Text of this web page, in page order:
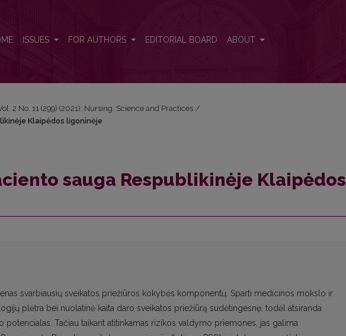
ISSUES FOR AUTHORS EDITORIAL BOARD ABOUT
2 No. 11 (299) (2021): Nursing. Science and Practices /
Klaipėdos ligoninėje
sauga Respublikinėje Klaipėdos
svarbiausių sveikatos priežiūros kokybės komponentų. Sparti medicinos mokslo ir
plėtra bei nuolatinė kaita daro sveikatos priežiūrą sudėtingesnę, todėl atsiranda
potencialas. Tačiau taikant atitinkamas rizikos valdymo priemones, jas galima